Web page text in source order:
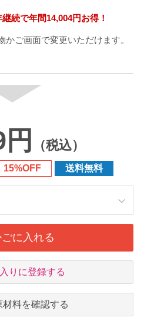
続で年間14,004円お得！
ご画面で変更いただけます。
（税込）
15%OFF 送料無料
に入れる
りに登録する
料を確認する